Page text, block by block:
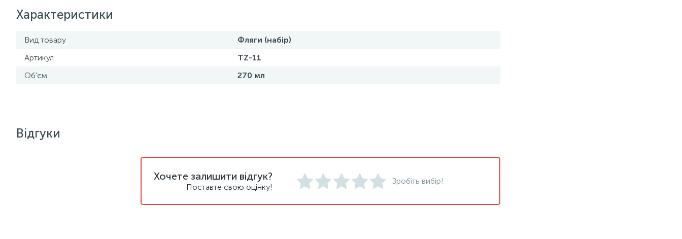
Характеристики
Вид товару
Фляги (набір)
Артикул
TZ-11
Об'єм
270 мл
Відгуки
Хочете залишити відгук?
Поставте свою оцінку!
Зробіть вибір!